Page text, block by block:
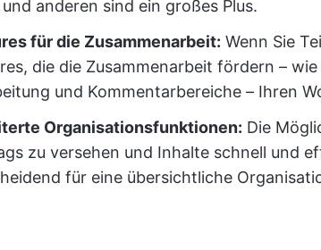
und anderen sind ein großes Plus.
für die Zusammenarbeit: Wenn Sie
die die Zusammenarbeit fördern –
und Kommentarbereiche – Ihren
Organisationsfunktionen: Die
zu versehen und Inhalte schnell und
für eine übersichtliche